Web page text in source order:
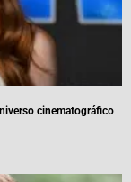
cinematográfico